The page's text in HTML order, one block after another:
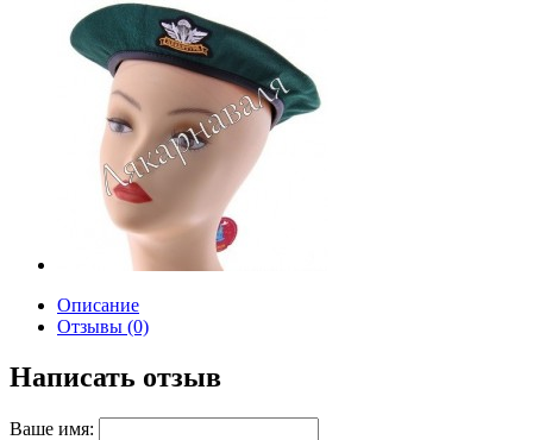
Описание
Отзывы (0)
Написать отзыв
Ваше имя: